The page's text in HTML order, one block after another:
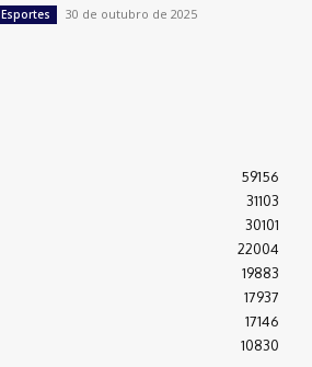
Esportes 30 de outubro de 2025
59156
31103
30101
22004
19883
17937
17146
10830